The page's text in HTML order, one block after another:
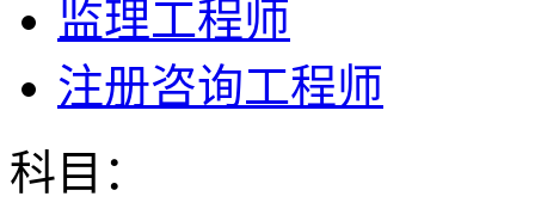
监理工程师
注册咨询工程师
科目：